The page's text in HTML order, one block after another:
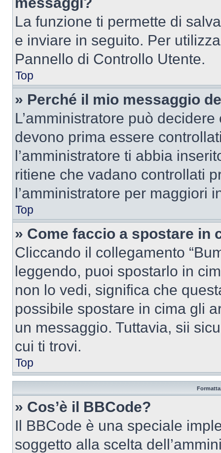
La funzione ti permette di
e inviare in seguito. Per
Pannello di Controllo Utente.
Top
» Perché il mio messaggio
L’amministratore può
devono prima essere
l’amministratore ti abbia
ritiene che vadano controllati
l’amministratore per maggiori
Top
» Come faccio a spostare in
Cliccando il collegamento
leggendo, puoi spostarlo in
non lo vedi, significa che
possibile spostare in cima gli
un messaggio. Tuttavia, sii
cui ti trovi.
Top
» Cos’è il BBCode?
Il BBCode è una speciale
soggetto alla scelta